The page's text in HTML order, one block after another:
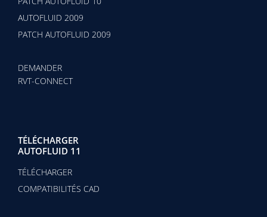
AUTOFLUID 2009
PATCH AUTOFLUID 2009
DEMANDER
RVT-CONNECT
TÉLÉCHARGER
AUTOFLUID 11
TÉLÉCHARGER
COMPATIBILITÉS CAD